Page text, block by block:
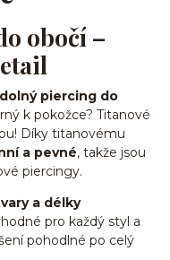
obočí –
piercing do
k pokožce? Titanové
Díky titanovému
a pevné, takže jsou
piercingy.
a délky
pro každý styl a
pohodlné po celý